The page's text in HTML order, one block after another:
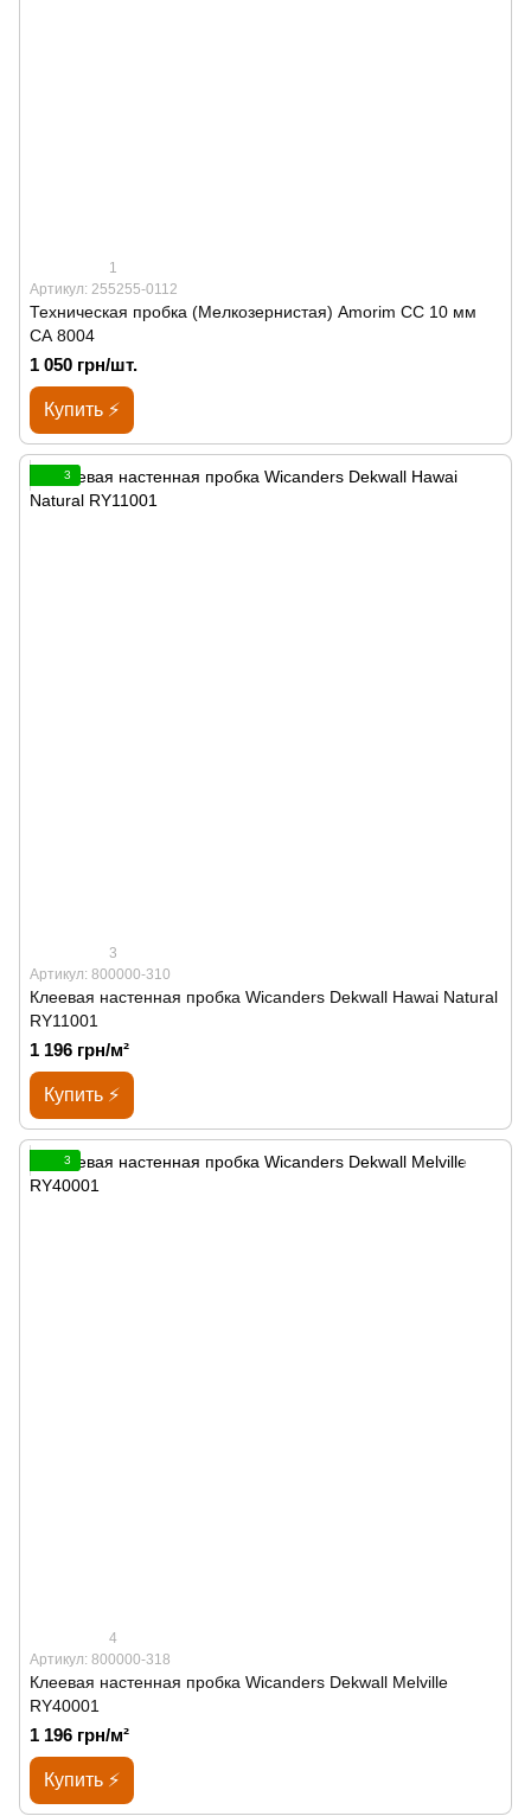
1
Артикул: 255255-0112
Техническая пробка (Мелкозернистая) Amorim CC 10 мм
СА 8004
1 050 грн/шт.
Купить ⚡
3
3
Артикул: 800000-310
Клеевая настенная пробка Wicanders Dekwall Hawai Natural
RY11001
1 196 грн/м²
Купить ⚡
3
4
Артикул: 800000-318
Клеевая настенная пробка Wicanders Dekwall Melville
RY40001
1 196 грн/м²
Купить ⚡